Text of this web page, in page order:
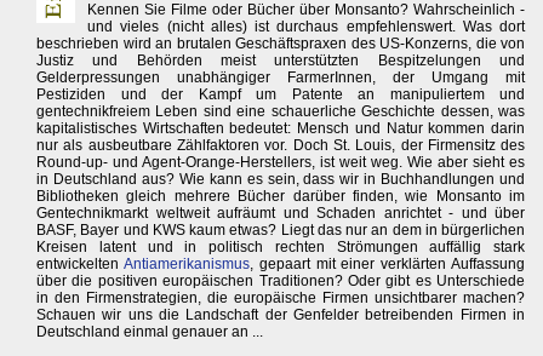
Kennen Sie Filme oder Bücher über Monsanto? Wahrscheinlich -
und vieles (nicht alles) ist durchaus empfehlenswert. Was dort
beschrieben wird an brutalen Geschäftspraxen des US-Konzerns, die von
Justiz und Behörden meist unterstützten Bespitzelungen und
Gelderpressungen unabhängiger FarmerInnen, der Umgang mit
Pestiziden und der Kampf um Patente an manipuliertem und
gentechnikfreiem Leben sind eine schauerliche Geschichte dessen, was
kapitalistisches Wirtschaften bedeutet: Mensch und Natur kommen darin
nur als ausbeutbare Zählfaktoren vor. Doch St. Louis, der Firmensitz des
Round-up- und Agent-Orange-Herstellers, ist weit weg. Wie aber sieht es
in Deutschland aus? Wie kann es sein, dass wir in Buchhandlungen und
Bibliotheken gleich mehrere Bücher darüber finden, wie Monsanto im
Gentechnikmarkt weltweit aufräumt und Schaden anrichtet - und über
BASF, Bayer und KWS kaum etwas? Liegt das nur an dem in bürgerlichen
Kreisen latent und in politisch rechten Strömungen auffällig stark
entwickelten Antiamerikanismus, gepaart mit einer verklärten Auffassung
über die positiven europäischen Traditionen? Oder gibt es Unterschiede
in den Firmenstrategien, die europäische Firmen unsichtbarer machen?
Schauen wir uns die Landschaft der Genfelder betreibenden Firmen in
Deutschland einmal genauer an ...